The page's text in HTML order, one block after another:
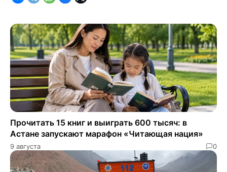
Прочитать 15 книг и выиграть 600 тысяч: в
Астане запускают марафон «Читающая нация»
9 августа 0